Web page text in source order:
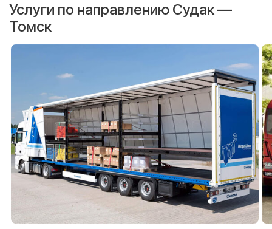
Услуги по направлению Судак —
Томск